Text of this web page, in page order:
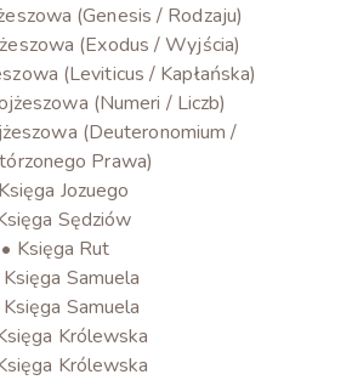
(Genesis / Rodzaju)
(Exodus / Wyjścia)
(Leviticus / Kapłańska)
(Numeri / Liczb)
(Deuteronomium /
Prawa)
Jozuego
Sędziów
• Księga Rut
Samuela
Samuela
Królewska
Królewska